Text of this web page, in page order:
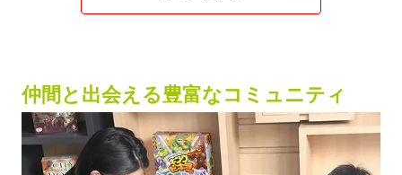
仲間と出会える豊富なコミュニティ